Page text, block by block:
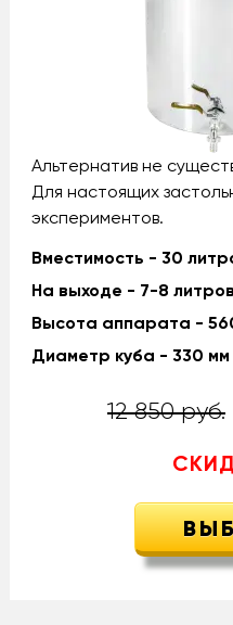
Альтернатив не
Для настоящих
экспериментов.
Вместимость - 30
На выходе - 7-8
Высота аппарата -
Диаметр куба - 330 мм
12 850 руб.